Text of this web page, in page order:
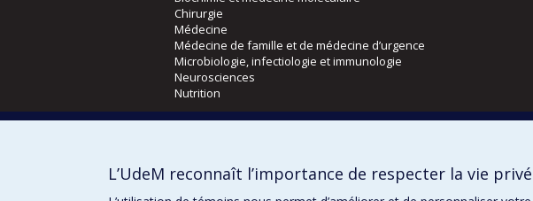
Chirurgie
Médecine
Médecine de famille et de médecine d’urgence
Microbiologie, infectiologie et immunologie
Neurosciences
Nutrition
Orthophonie et audiologie
L’UdeM reconnaît l’importance de respecter la vie